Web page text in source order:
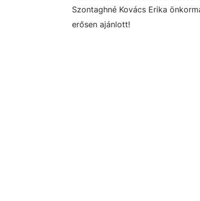
Szontaghné Kovács Erika
erősen ajánlott!